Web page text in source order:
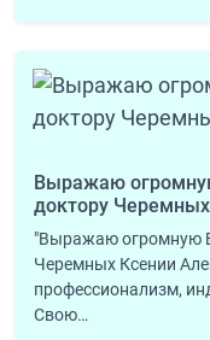
Выражаю
доктору
"Выражаю огромную
Черемных Ксении
профессионализм,
Свою…